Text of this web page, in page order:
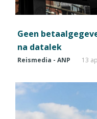
Geen
na datalek
Reismedia - ANP 13